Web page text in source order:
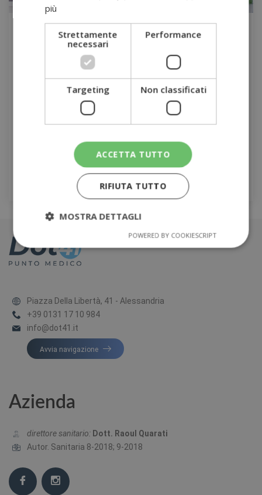
10 regole per affrontare al meglio lo stress da
Dot 41 Punto Medico
di italiani al ritorno dalle ferie. […]
Piazza Della Libertà, 41 - Alessandria
+39 0131 17 10 984
info@dot41.it
Avvia navigazione
Azienda
direttore sanitario: Dott. Raoul Quarati
Autor. Sanitaria 8-2018; 9-2018
più
Strettamente
necessari
Performance
Targeting Non classificati
ACCETTA TUTTO
RIFIUTA TUTTO
MOSTRA DETTAGLI
POWERED BY COOKIESCRIPT